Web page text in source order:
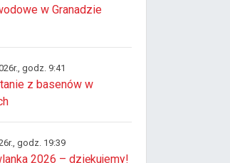
w Granadzie
godz. 9:41
z basenów w
godz. 19:39
2026 – dziękujemy!